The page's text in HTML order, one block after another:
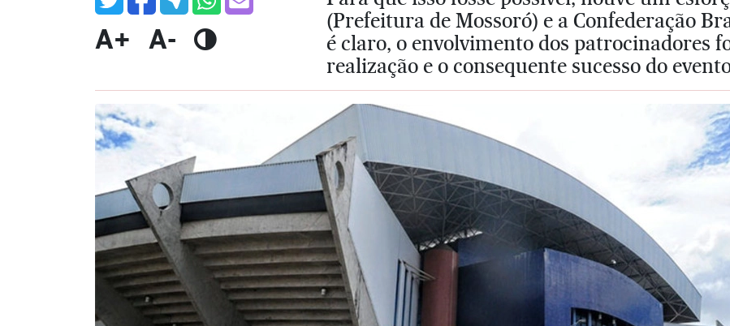
A+ A-
(Prefeitura de Mossoró) e a Confederação
é claro, o envolvimento dos patrocinadores
realização e o consequente sucesso do